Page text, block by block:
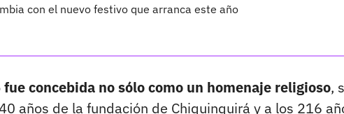
con el nuevo festivo que arranca este año
concebida no sólo como un homenaje religioso,
años de la fundación de Chiquinquirá y a los 216